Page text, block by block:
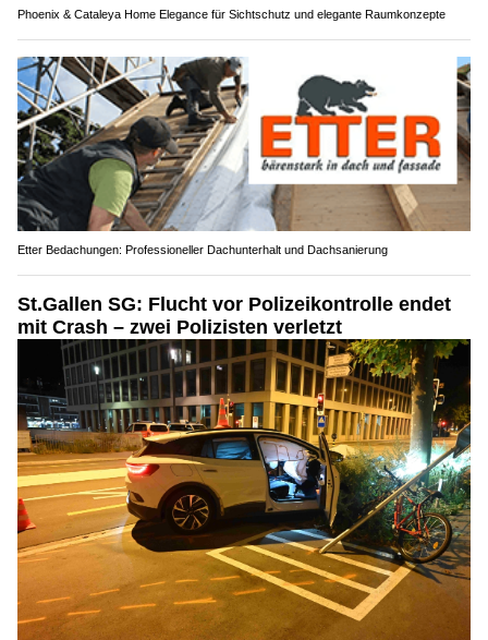
Phoenix & Cataleya Home Elegance für Sichtschutz und elegante Raumkonzepte
Etter Bedachungen: Professioneller Dachunterhalt und Dachsanierung
St.Gallen SG: Flucht vor Polizeikontrolle endet
mit Crash – zwei Polizisten verletzt